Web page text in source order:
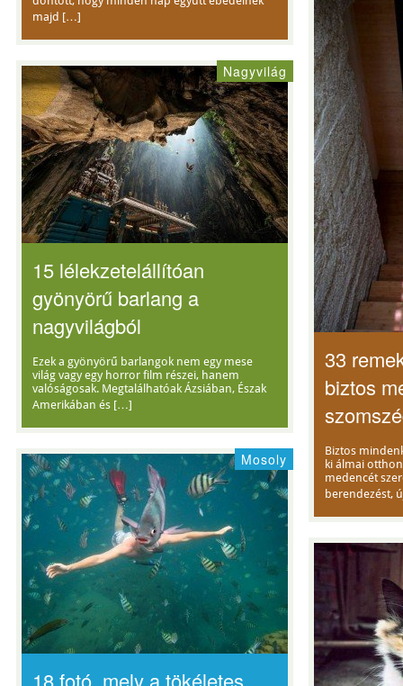
majd […]
Nagyvilág
15 lélekzetelállítóan
gyönyörű barlang a
nagyvilágból
Ezek a gyönyörű barlangok nem egy mese
világ vagy egy horror film részei, hanem
valóságosak. Megtalálhatóak Ázsiában, Észak
Amerikában és […]
Mosoly
18 fotó, mely a tökéletes
33
biztos
Biztos
ki álmai
medencét
berendezést,